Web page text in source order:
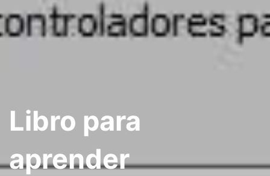
Libro para
aprender